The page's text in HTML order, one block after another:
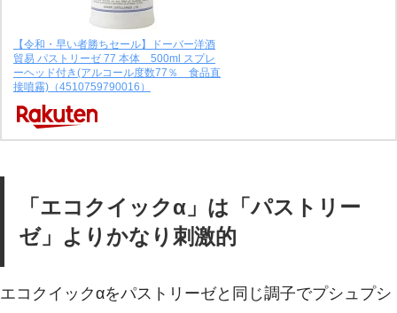
【令和・早い者勝ちセール】ドーバー洋酒
貿易 パストリーゼ 77 本体 500ml スプレ
ーヘッド付き(アルコール度数77％ 食品直
接噴霧)（4510759790016）
「エコクイックα」は「パストリー
ゼ」よりかなり刺激的
エコクイックαをパストリーゼと同じ調子でプシュプシ